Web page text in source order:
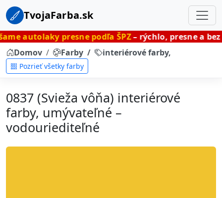
TvojaFarba.sk
presne podľa ŠPZ– rýchlo, presne a bez čakania.
Domov
Farby interiérové farby,
Pozrieť všetky farby
0837 (Svieža vôňa) interiérové
farby, umývateľné –
vodouriediteľné